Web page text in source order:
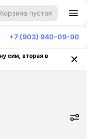
Корзина пустая
+7 (903) 940-09-90
сим, вторая в